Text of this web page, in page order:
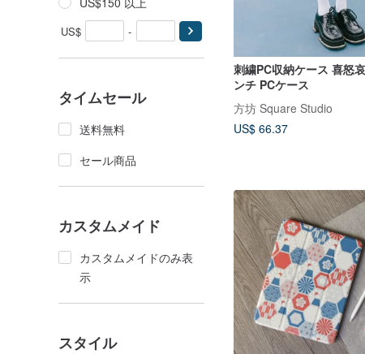
US$ -
タイムセール
送料無料
セール商品
カスタムメイド
カスタムメイドのみ表
示
スタイル
刺繍PC収納ケース 喜怒
ンチ PCケース
方坊 Square Studio
US$ 66.37